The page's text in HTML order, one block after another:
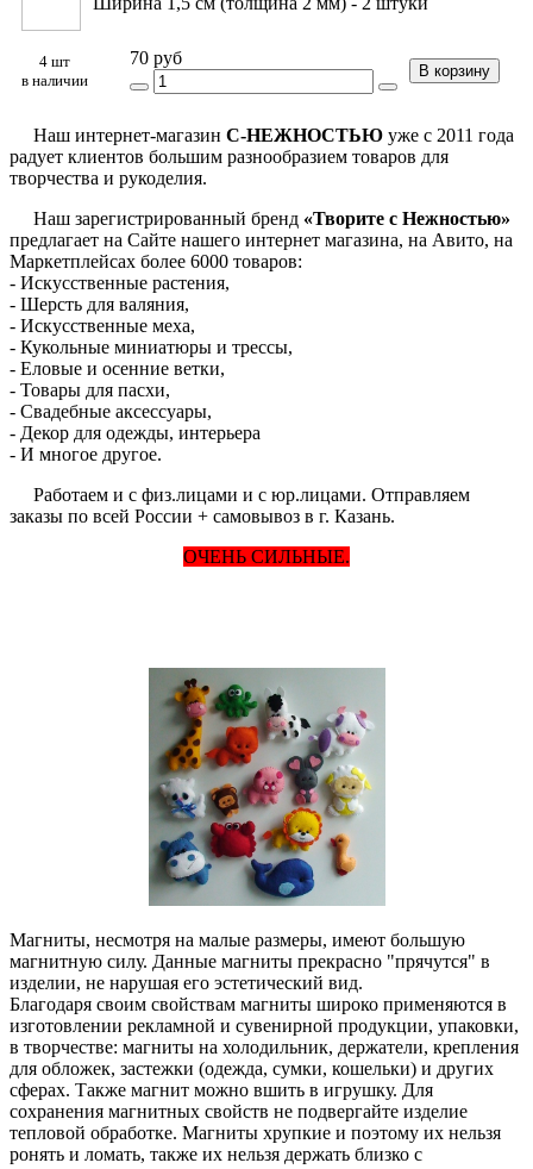
4 шт
в наличии
70 руб
В корзину
Наш интернет-магазин С-НЕЖНОСТЬЮ уже с 2011 года
радует клиентов большим разнообразием товаров для
творчества и рукоделия.
Наш зарегистрированный бренд «Творите с Нежностью»
предлагает на Сайте нашего интернет магазина, на Авито, на
Маркетплейсах более 6000 товаров:
- Искусственные растения,
- Шерсть для валяния,
- Искусственные меха,
- Кукольные миниатюры и трессы,
- Еловые и осенние ветки,
- Товары для пасхи,
- Свадебные аксессуары,
- Декор для одежды, интерьера
- И многое другое.
Работаем и с физ.лицами и с юр.лицами. Отправляем
заказы по всей России + самовывоз в г. Казань.
ОЧЕНЬ СИЛЬНЫЕ.
Магниты, несмотря на малые размеры, имеют большую
магнитную силу. Данные магниты прекрасно "прячутся" в
изделии, не нарушая его эстетический вид.
Благодаря своим свойствам магниты широко применяются в
изготовлении рекламной и сувенирной продукции, упаковки,
в творчестве: магниты на холодильник, держатели, крепления
для обложек, застежки (одежда, сумки, кошельки) и других
сферах. Также магнит можно вшить в игрушку. Для
сохранения магнитных свойств не подвергайте изделие
тепловой обработке. Магниты хрупкие и поэтому их нельзя
ронять и ломать, также их нельзя держать близко с